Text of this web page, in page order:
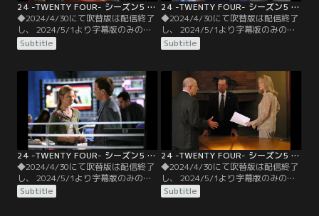
24 -TWENTY FOUR- シーズン5 第05話／字幕
◆2024/4/30にて吹替版は配信終了
し、 2024/5/1より字幕版のみの配
信となります。予めご了承くださ
い。◆字幕／第05話 11：00
ていた容疑者が消えたことに気付い
たジャックは、カーティスに男の行
方を追うよう指示。手掛かりを追っ
て空港の格納庫に到着したカーティ
スは…。
Subtitle
24 -TWENTY FOUR- シーズン5 第06話／字幕
◆2024/4/30にて吹替版は配信終了
し、 2024/5/1より字幕版のみの配
信となります。予めご了承くださ
い。◆字幕／第06話 12：00
への関与が露呈した。神経ガスの行
方を掴むには、カミングスを糾弾す
るしかないと考えたジャックは、マ
イク・ノビックに連絡し密会を取り
付ける。
Subtitle
24 -TWENTY FOUR- シーズン5 第07話／字幕
◆2024/4/30にて吹替版は配信終了
し、 2024/5/1より字幕版のみの配
信となります。予めご了承くださ
い。◆字幕／第07話 1：00 P.M.-2：
Subtitle
24 -TWENTY FOUR- シーズン5 第08話／字幕
◆2024/4/30にて吹替版は配信終了
し、 2024/5/1より字幕版のみの配
信となります。予めご了承くださ
い。◆字幕／第08話 2：00 P.M.-3：
Subtitle